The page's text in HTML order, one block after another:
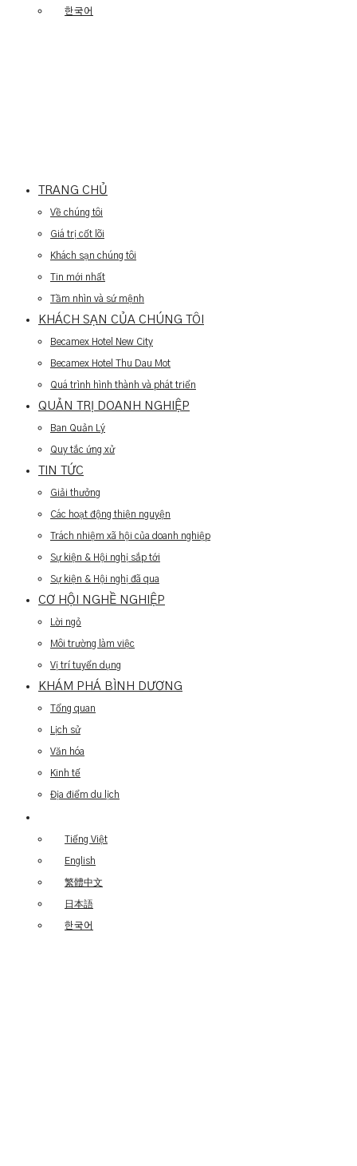
한국어
TRANG CHỦ
Về chúng tôi
Giá trị cốt lõi
Khách sạn chúng tôi
Tin mới nhất
Tầm nhìn và sứ mệnh
KHÁCH SẠN CỦA CHÚNG TÔI
Becamex Hotel New City
Becamex Hotel Thu Dau Mot
Quá trình hình thành và phát triển
QUẢN TRỊ DOANH NGHIỆP
Ban Quản Lý
Quy tắc ứng xử
TIN TỨC
Giải thưởng
Các hoạt động thiện nguyện
Trách nhiệm xã hội của doanh nghiệp
Sự kiện & Hội nghị sắp tới
Sự kiện & Hội nghị đã qua
CƠ HỘI NGHỀ NGHIỆP
Lời ngỏ
Môi trường làm việc
Vị trí tuyển dụng
KHÁM PHÁ BÌNH DƯƠNG
Tổng quan
Lịch sử
Văn hóa
Kinh tế
Địa điểm du lịch
Tiếng Việt
English
繁體中文
日本語
한국어